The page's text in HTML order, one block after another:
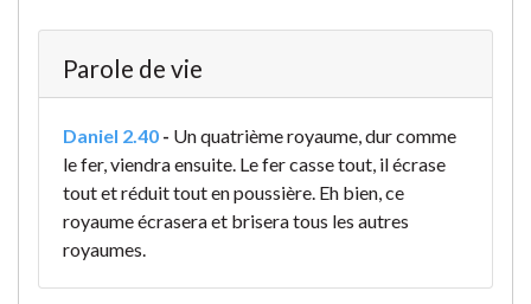
Parole de vie
Daniel 2.40 - Un quatrième royaume, dur comme
le fer, viendra ensuite. Le fer casse tout, il écrase
tout et réduit tout en poussière. Eh bien, ce
royaume écrasera et brisera tous les autres
royaumes.